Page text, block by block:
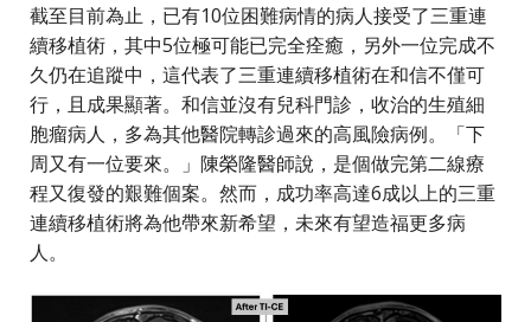
截至目前為止，已有10位困難病情的病人接受了三重連
續移植術，其中5位極可能已完全痊癒，另外一位完成不
久仍在追蹤中，這代表了三重連續移植術在和信不僅可
行，且成果顯著。和信並沒有兒科門診，收治的生殖細
胞瘤病人，多為其他醫院轉診過來的高風險病例。「下
周又有一位要來。」陳榮隆醫師說，是個做完第二線療
程又復發的艱難個案。然而，成功率高達6成以上的三重
連續移植術將為他帶來新希望，未來有望造福更多病
人。